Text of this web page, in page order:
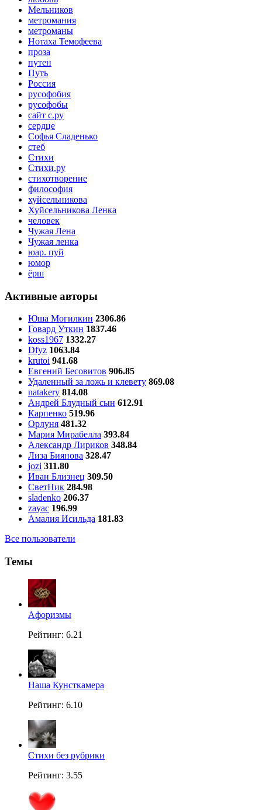
Мельников
метромания
метроманы
Нотаха Темофеева
проза
путен
Путь
Россия
русофобия
русофобы
сайт с.ру
сердце
Софья Сладенько
стеб
Стихи
Стихи.ру
стихотворение
философия
хуйсельникова
Хуйсельникова Ленка
человек
Чужая Лена
Чужая ленка
юар. пуй
юмор
ёрш
Активные авторы
Юша Могилкин 2306.86
Говард Уткин 1837.46
koss1967 1332.27
Dfyz 1063.84
krutoi 941.68
Евгений Бесовитов 906.85
Удаленный за ложь и клевету 869.08
natakery 814.08
Андрей Блудный сын 612.91
Карпенко 519.96
Орлуня 481.32
Мария Мирабелла 393.84
Александр Лириков 348.84
Лиза Биянова 328.47
jozi 311.80
Иван Близнец 309.50
СветНик 284.98
sladenko 206.37
zayac 196.99
Амалия Исильда 181.83
Все пользователи
Темы
Aфоризмы
Рейтинг: 6.21
Наша Кунсткамера
Рейтинг: 6.10
Стихи без рубрики
Рейтинг: 3.55